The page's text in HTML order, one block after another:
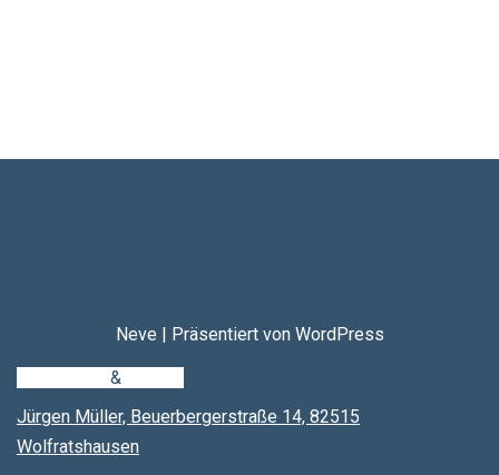
Neve | Präsentiert von WordPress
&
Jürgen Müller, Beuerbergerstraße 14, 82515
Wolfratshausen